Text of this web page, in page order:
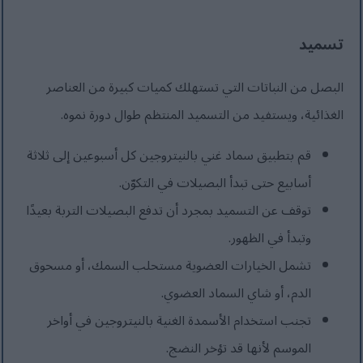
تسميد
البصل من النباتات التي تستهلك كميات كبيرة من العناصر
الغذائية، ويستفيد من التسميد المنتظم طوال دورة نموه.
قم بتطبيق سماد غني بالنيتروجين كل أسبوعين إلى ثلاثة
أسابيع حتى تبدأ البصيلات في التكوّن.
توقف عن التسميد بمجرد أن تدفع البصيلات التربة بعيدًا
وتبدأ في الظهور.
تشمل الخيارات العضوية مستحلب السمك، أو مسحوق
الدم، أو شاي السماد العضوي.
تجنب استخدام الأسمدة الغنية بالنيتروجين في أواخر
الموسم لأنها قد تؤخر النضج.